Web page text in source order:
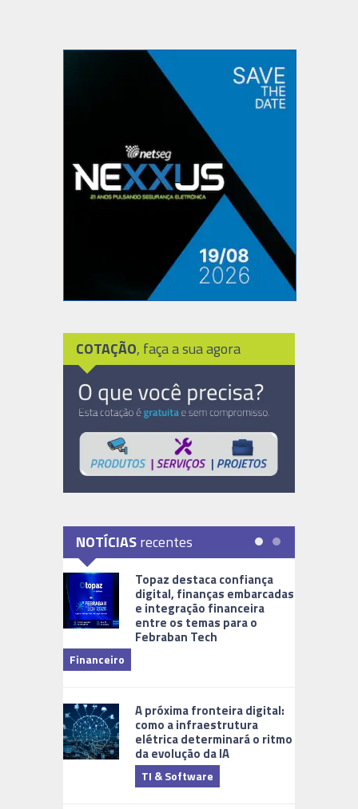
COTAÇÃO, faça a sua agora
NOTÍCIASrecentes
Topaz destaca confiança
digital, finanças embarcadas
e integração financeira
entre os temas para o
Febraban Tech
Financeiro
A próxima fronteira digital:
como a infraestrutura
elétrica determinará o ritmo
da evolução da IA
TI & Software